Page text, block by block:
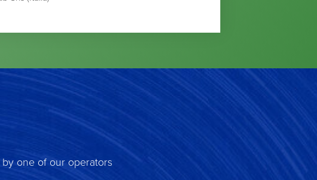
one of our operators